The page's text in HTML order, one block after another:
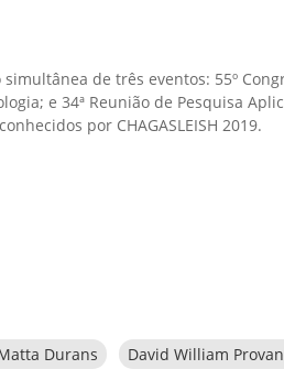
de três eventos: 55º
e 34ª Reunião de Pesquisa
por CHAGASLEISH 2019.
Durans
David William